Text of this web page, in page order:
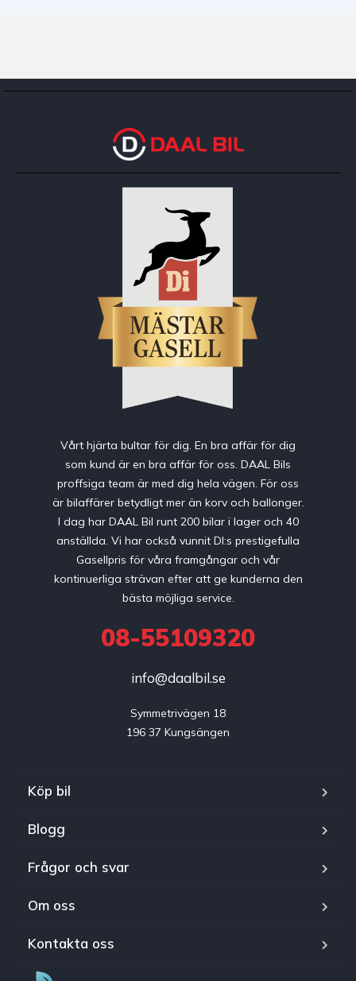
Vårt hjärta bultar för dig. En bra affär för dig
som kund är en bra affär för oss. DAAL Bils
proffsiga team är med dig hela vägen. För oss
är bilaffärer betydligt mer än korv och ballonger.
I dag har DAAL Bil runt 200 bilar i lager och 40
anställda. Vi har också vunnit DI:s prestigefulla
Gasellpris för våra framgångar och vår
kontinuerliga strävan efter att ge kunderna den
bästa möjliga service.
08-55109320
info@daalbil.se
Symmetrivägen 18
196 37 Kungsängen
Köp bil
Blogg
Frågor och svar
Om oss
Kontakta oss